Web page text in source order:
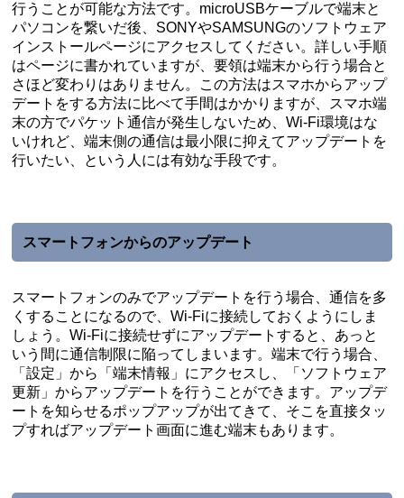
行うことが可能な方法です。microUSBケーブルで端末と
パソコンを繋いだ後、SONYやSAMSUNGのソフトウェア
インストールページにアクセスしてください。詳しい手順
はページに書かれていますが、要領は端末から行う場合と
さほど変わりはありません。この方法はスマホからアップ
デートをする方法に比べて手間はかかりますが、スマホ端
末の方でパケット通信が発生しないため、Wi-Fi環境はな
いけれど、端末側の通信は最小限に抑えてアップデートを
行いたい、という人には有効な手段です。
スマートフォンからのアップデート
スマートフォンのみでアップデートを行う場合、通信を多
くすることになるので、Wi-Fiに接続しておくようにしま
しょう。Wi-Fiに接続せずにアップデートすると、あっと
いう間に通信制限に陥ってしまいます。端末で行う場合、
「設定」から「端末情報」にアクセスし、「ソフトウェア
更新」からアップデートを行うことができます。アップデ
ートを知らせるポップアップが出てきて、そこを直接タッ
プすればアップデート画面に進む端末もあります。